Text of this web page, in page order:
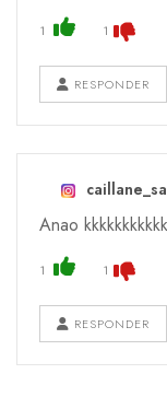
1 1
RESPONDER
Anao
1 1
RESPONDER